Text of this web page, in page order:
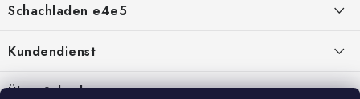
ß
z
e
i
Schachladen e4e5
Kontakt
Kundendienst
Geschäftsbedingungen
Über Schach